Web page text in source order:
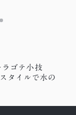
ラゴテ小技
タイルで水の